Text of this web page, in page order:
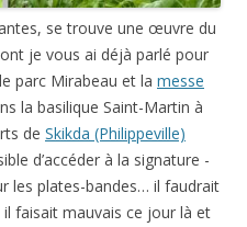
se trouve une œuvre du
je vous ai déjà parlé pour
parc Mirabeau et la messe
la basilique Saint-Martin à
de Skikda (Philippeville)
d’accéder à la signature -
les plates-bandes… il faudrait
faisait mauvais ce jour là et